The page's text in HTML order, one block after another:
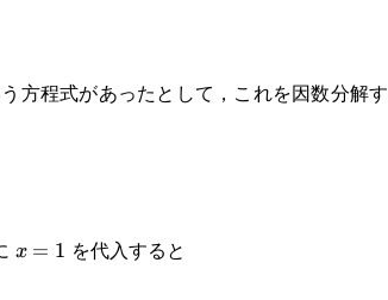
方程式があったとして，これを因数分解す
x=1
x = 1 を代入すると